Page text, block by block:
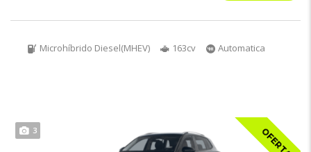
Microhíbrido Diesel(MHEV) 163cv Automatica
OFERTA
3